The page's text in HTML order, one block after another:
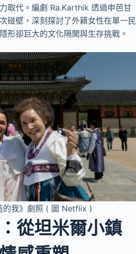
取代。編劇 Ra.Karthik 透過申芭甘
碰壁，深刻探討了外籍女性在單一民
形卻巨大的文化隔閡與生存挑戰。
我》劇照 ( 圖 Netflix )
從坦米爾小鎮